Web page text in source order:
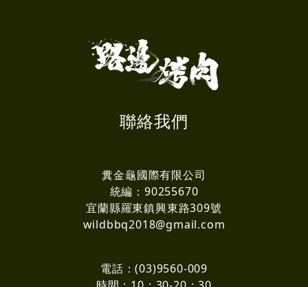
聯絡我們
糞金龜國際有限公司
統編：90255670
宜蘭縣羅東鎮興東路309號
wildbbq2018@gmail.com
電話：(03)9560-009